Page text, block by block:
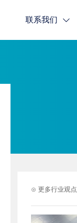
联系我们
⊙ 更多行业观点